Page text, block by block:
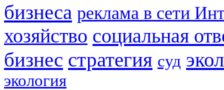
бизнеса реклама в сети
хозяйство социальная
бизнес стратегия суд
экология